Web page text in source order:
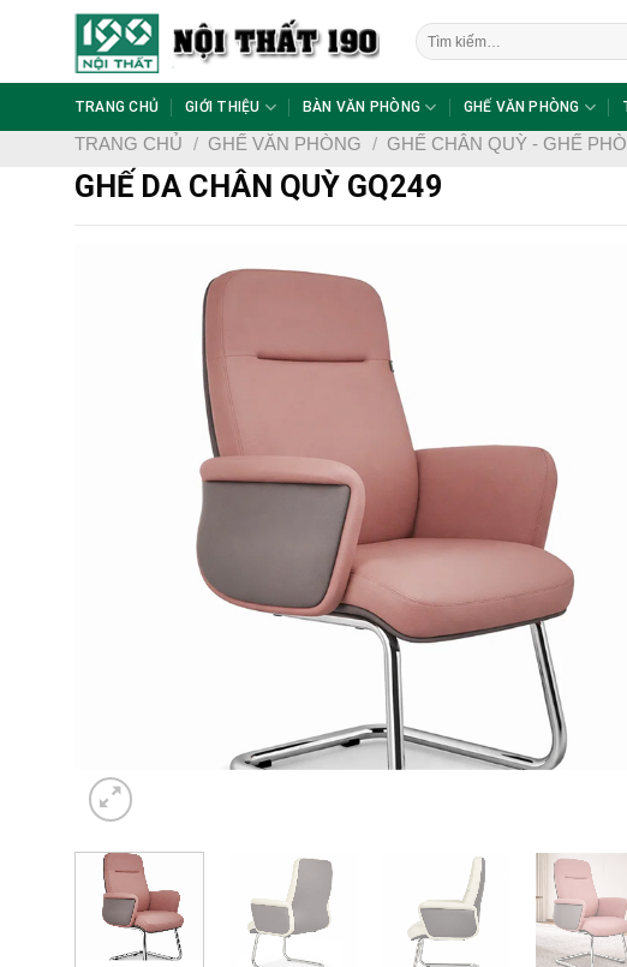
Tìm
kiếm:
TRANG CHỦ GIỚI THIỆU BÀN VĂN PHÒNG GHẾ VĂN PHÒNG
TRANG CHỦ / GHẾ VĂN PHÒNG / GHẾ CHÂN QUỲ - GHẾ
GHẾ DA CHÂN QUỲ GQ249